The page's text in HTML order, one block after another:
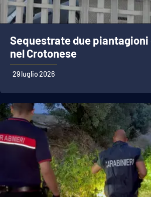
Sequestrate due piantagioni
nel Crotonese
29 luglio 2026